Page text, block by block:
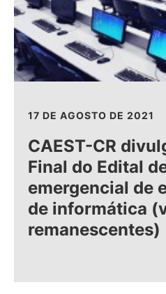
17 DE AGOSTO DE 2021
CAEST-CR
Final do Edital
emergencial de
de informática
remanescentes)